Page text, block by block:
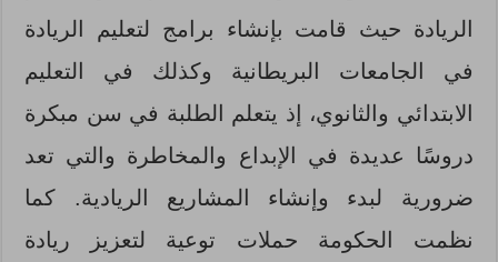
الريادة حيث قامت بإنشاء برامج لتعليم الريادة
في الجامعات البريطانية وكذلك في التعليم
الابتدائي والثانوي، إذ يتعلم الطلبة في سن مبكرة
دروسًا عديدة في الإبداع والمخاطرة والتي تعد
ضرورية لبدء وإنشاء المشاريع الريادية. كما
نظمت الحكومة حملات توعية لتعزيز ريادة